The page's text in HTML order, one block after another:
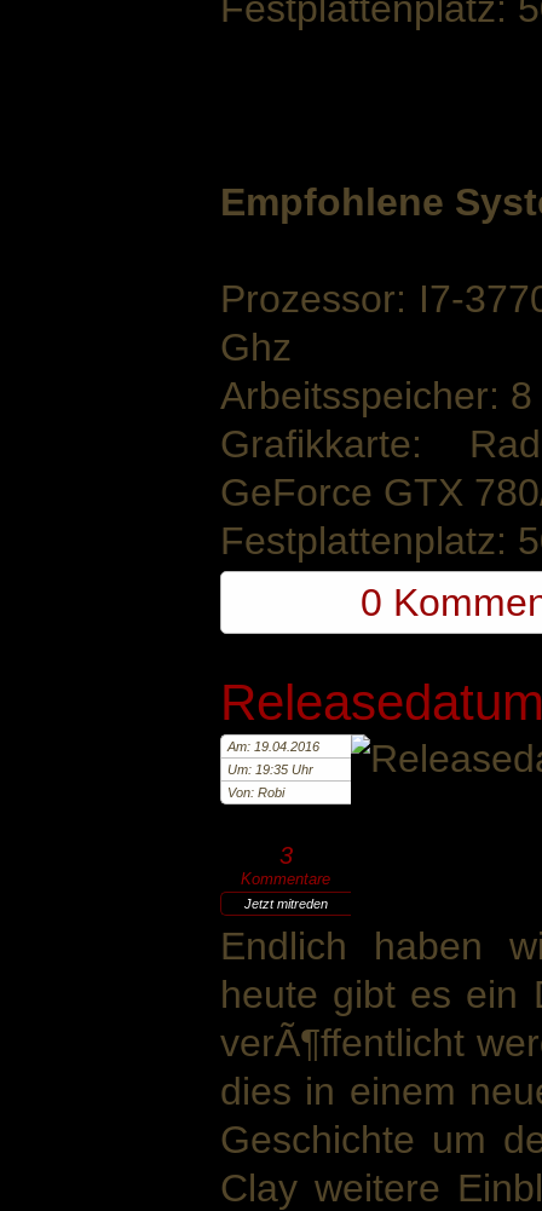
Empfohlene
Prozessor: I7-
Ghz
Arbeitsspeicher: 8
Grafikkarte:
GeForce GTX
Festplattenplatz:
0
Am: 19.04.2016
Um: 19:35 Uhr
Von: Robi
3
Kommentare
Jetzt mitreden
Endlich haben
heute gibt es ein
verÃ¶ffentlicht
dies in einem
Geschichte um
Clay weitere